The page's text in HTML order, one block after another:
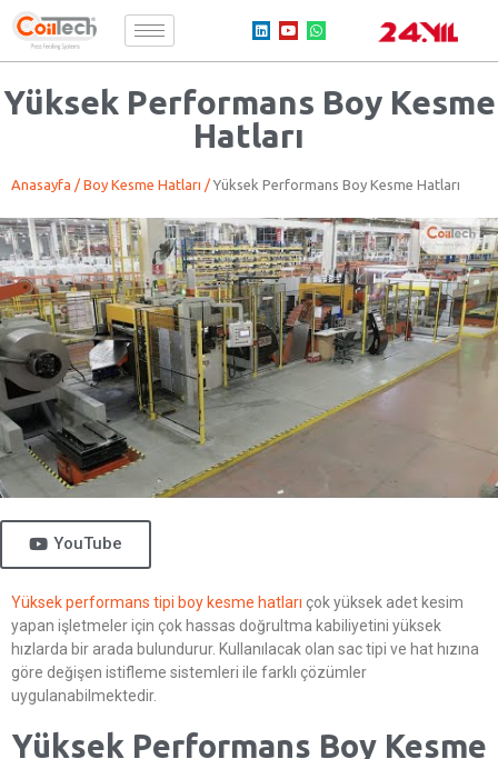
Yüksek Performans Boy Kesme
Hatları
Anasayfa / Boy Kesme Hatları / Yüksek Performans Boy Kesme Hatları
YouTube
Yüksek performans tipi boy kesme hatları çok yüksek adet kesim
yapan işletmeler için çok hassas doğrultma kabiliyetini yüksek
hızlarda bir arada bulundurur. Kullanılacak olan sac tipi ve hat hızına
göre değişen istifleme sistemleri ile farklı çözümler
uygulanabilmektedir.
Yüksek Performans Boy Kesme